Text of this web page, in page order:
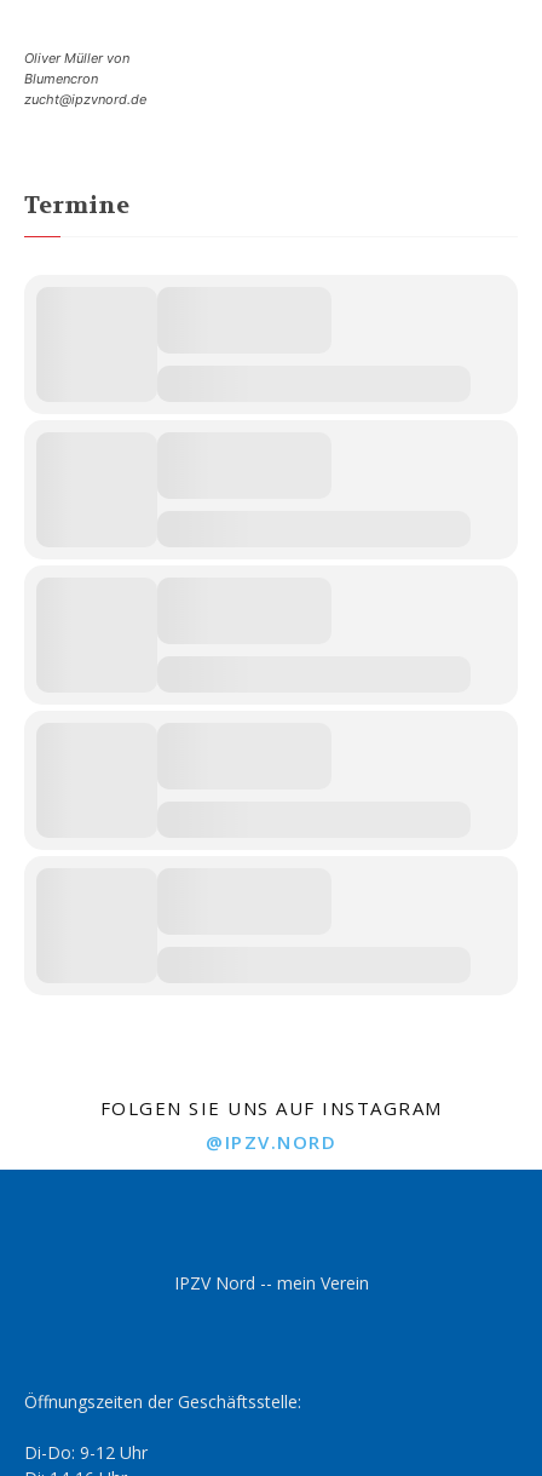
Oliver Müller von
Blumencron
zucht@ipzvnord.de
Termine
FOLGEN SIE UNS AUF INSTAGRAM
@IPZV.NORD
IPZV Nord -- mein Verein
Öffnungszeiten der Geschäftsstelle:
Di-Do: 9-12 Uhr